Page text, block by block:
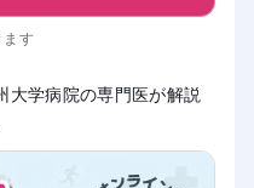
す
大学病院の専門医が解説